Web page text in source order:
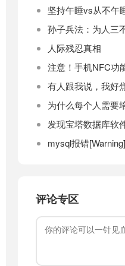
坚持午睡vs从不午
孙子兵法：为人三
人际残忍真相
注意！手机NFC功
有人跟我说，我好
为什么每个人需要
发现宝塔数据库软
mysql报错
评论专区